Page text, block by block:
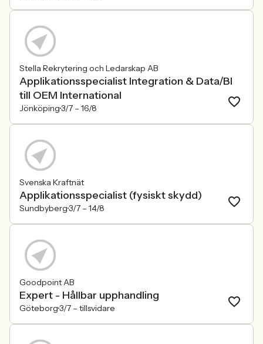
Stella Rekrytering och Ledarskap AB
Applikationsspecialist Integration & Data/BI
till OEM International
Jönköping3/7 – 16/8
Svenska Kraftnät
Applikationsspecialist (fysiskt skydd)
Sundbyberg3/7 – 14/8
Goodpoint AB
Expert - Hållbar upphandling
Göteborg3/7 – tillsvidare